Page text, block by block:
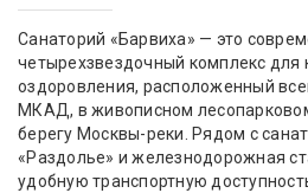
Санаторий «Барвиха» — это
четырехзвездочный комплекс для
оздоровления, расположенный
МКАД, в живописном
берегу Москвы-реки. Рядом с
«Раздолье» и железнодорожная
удобную транспортную